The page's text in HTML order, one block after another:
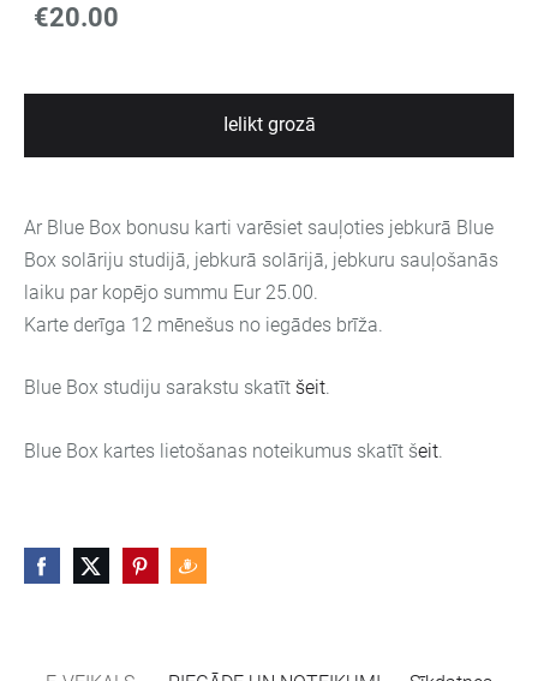
€20.00
Ielikt grozā
Ar Blue Box bonusu karti varēsiet sauļoties jebkurā Blue
Box solāriju studijā, jebkurā solārijā, jebkuru sauļošanās
laiku par kopējo summu Eur 25.00.
Karte derīga 12 mēnešus no iegādes brīža.
Blue Box studiju sarakstu skatīt šeit.
Blue Box kartes lietošanas noteikumus skatīt šeit